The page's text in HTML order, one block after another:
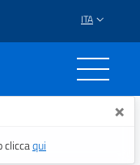
ITA
×
cliccaqui